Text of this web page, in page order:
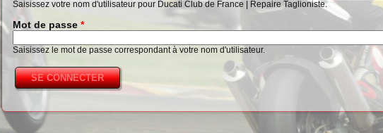
Saisissez votre nom d'utilisateur pour Ducati Club de France | Repaire Taglioniste.
Mot de passe*
Saisissez le mot de passe correspondant à votre nom d'utilisateur.